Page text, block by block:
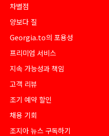
차별점
양보다 질
Georgia.to의 포용성
프리미엄 서비스
지속 가능성과 책임
고객 리뷰
조기 예약 할인
채용 기회
조지아 뉴스 구독하기